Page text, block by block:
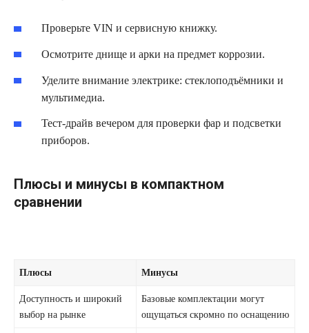
Проверьте VIN и сервисную книжку.
Осмотрите днище и арки на предмет коррозии.
Уделите внимание электрике: стеклоподъёмники и
мультимедиа.
Тест-драйв вечером для проверки фар и подсветки
приборов.
Плюсы и минусы в компактном
сравнении
Плюсы Минусы
Доступность и широкий
выбор на рынке
Базовые комплектации могут
ощущаться скромно по оснащению